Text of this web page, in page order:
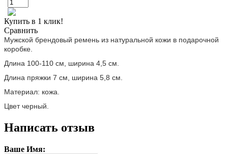
Купить в 1 клик!
Сравнить
Мужской брендовый ремень из натуральной кожи в подарочной
коробке.
Длина 100-110 см, ширина 4,5 см.
Длина пряжки 7 см, ширина 5,8 см.
Материал: кожа.
Цвет черный.
Написать отзыв
Ваше Имя: